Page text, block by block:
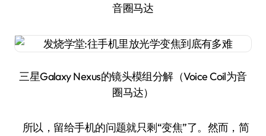
音圈马达
三星Galaxy Nexus的镜头模组分解（Voice Coil为音
圈马达）
所以，留给手机的问题就只剩“变焦”了。然而，简